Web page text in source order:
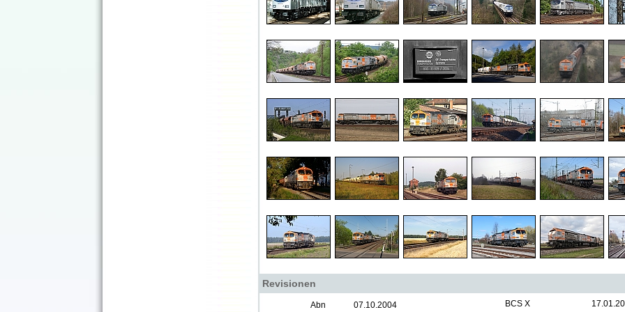
Revisionen
Abn 07.10.2004 BCS X